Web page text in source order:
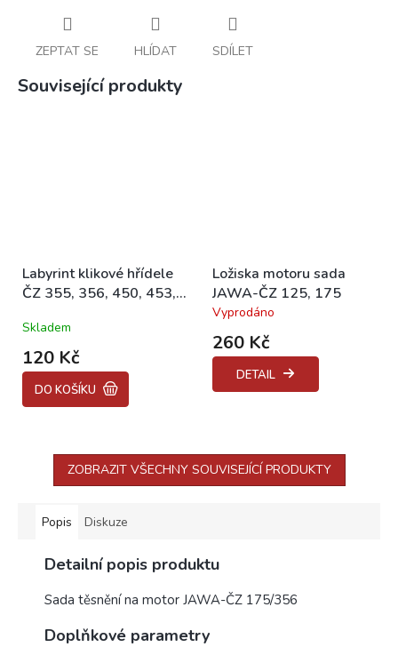
ZEPTAT SE HLÍDAT SDÍLET
Související produkty
Labyrint klikové hřídele
ČZ 355, 356, 450, 453,
Skladem
120 Kč
DO KOŠÍKU
Ložiska motoru sada
JAWA-ČZ 125, 175
Průměrné
hodnocení
produktu
je
Vyprodáno
260 Kč
DETAIL
ZOBRAZIT VŠECHNY SOUVISEJÍCÍ PRODUKTY
Popis Diskuze
Detailní popis produktu
Sada těsnění na motor JAWA-ČZ 175/356
Doplňkové parametry